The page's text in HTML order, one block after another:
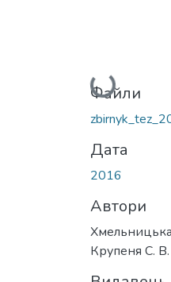
Вантажиться...
Файли
Дата
2016
Автори
Хмельницька
Крупеня С. В.